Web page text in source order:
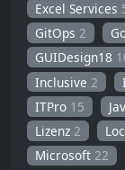
Excel Services
GitOps2
GUIDesign18
Inclusive 2
ITPro 15
Lizenz2
Microsoft22